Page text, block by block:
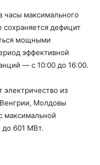
часы максимального
сохраняется дефицит
мощными
эффективной
— с 10:00 до 16:00.
электричество из
Молдовы
максимальной
601 МВт.